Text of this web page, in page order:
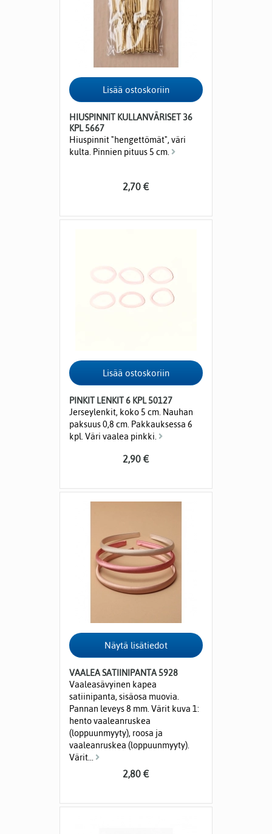
HIUSPINNIT KULLANVÄRISET 36
KPL 5667
Hiuspinnit "hengettömät", väri
kulta. Pinnien pituus 5 cm.
2,70 €
PINKIT LENKIT 6 KPL 50127
Jerseylenkit, koko 5 cm. Nauhan
paksuus 0,8 cm. Pakkauksessa 6
kpl. Väri vaalea pinkki.
2,90 €
VAALEA SATIINIPANTA 5928
Vaaleasävyinen kapea
satiinipanta, sisäosa muovia.
Pannan leveys 8 mm. Värit kuva 1:
hento vaaleanruskea
(loppuunmyyty), roosa ja
vaaleanruskea (loppuunmyyty).
Värit...
2,80 €